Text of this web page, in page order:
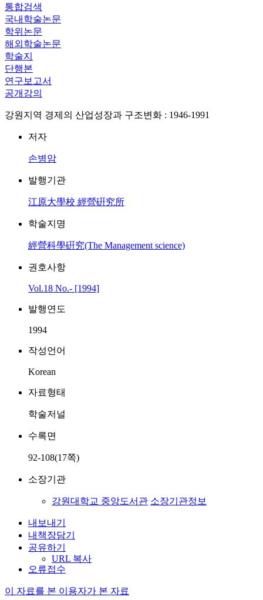
통합검색
국내학술논문
학위논문
해외학술논문
학술지
단행본
연구보고서
공개강의
강원지역 경제의 산업성장과 구조변화 : 1946-1991
저자
손병암
발행기관
江原大學校 經營硏究所
학술지명
經營科學硏究(The Management science)
권호사항
Vol.18 No.- [1994]
발행연도
1994
작성언어
Korean
자료형태
학술저널
수록면
92-108(17쪽)
소장기관
강원대학교 중앙도서관 소장기관정보
내보내기
내책장담기
공유하기
URL 복사
오류접수
이 자료를 본 이용자가 본 자료